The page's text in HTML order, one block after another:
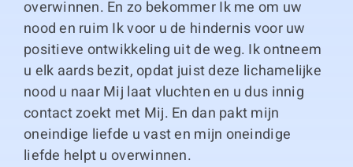
overwinnen. En zo bekommer Ik me om uw
nood en ruim Ik voor u de hindernis voor uw
positieve ontwikkeling uit de weg. Ik ontneem
u elk aards bezit, opdat juist deze lichamelijke
nood u naar Mij laat vluchten en u dus innig
contact zoekt met Mij. En dan pakt mijn
oneindige liefde u vast en mijn oneindige
liefde helpt u overwinnen.